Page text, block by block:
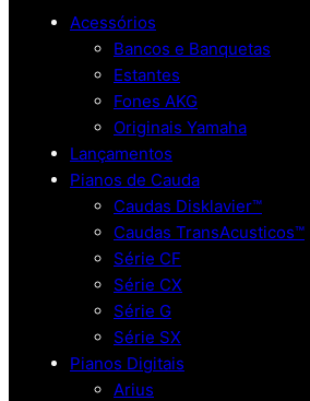
Acessórios
Bancos e Banquetas
Estantes
Fones AKG
Originais Yamaha
Lançamentos
Pianos de Cauda
Caudas Disklavier™
Caudas TransAcusticos™
Série CF
Série CX
Série G
Série SX
Pianos Digitais
Arius